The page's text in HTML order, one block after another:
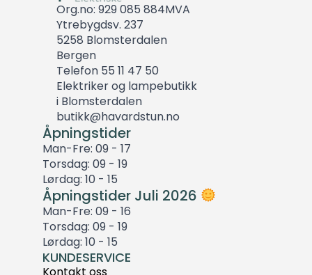
Org.no: 929 085 884MVA
Ytrebygdsv. 237
5258 Blomsterdalen
Bergen
Telefon 55 11 47 50
Elektriker og lampebutikk
i Blomsterdalen
butikk@havardstun.no
Åpningstider
Man-Fre: 09 - 17
Torsdag: 09 - 19
Lørdag: 10 - 15
Åpningstider Juli 2026
Man-Fre: 09 - 16
Torsdag: 09 - 19
Lørdag: 10 - 15
KUNDESERVICE
Kontakt oss